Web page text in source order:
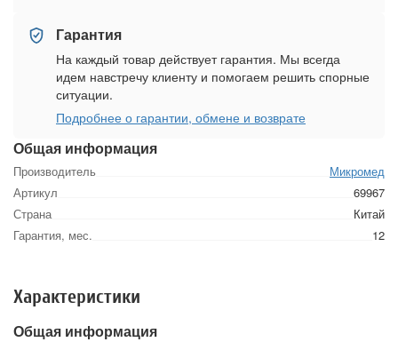
Общая информация
Производитель
Микромед
Артикул
69967
Страна
Китай
Гарантия, мес.
12
Гарантия
На каждый товар действует гарантия. Мы всегда
идем навстречу клиенту и помогаем решить спорные
ситуации.
Подробнее о гарантии, обмене и возврате
Характеристики
Общая информация